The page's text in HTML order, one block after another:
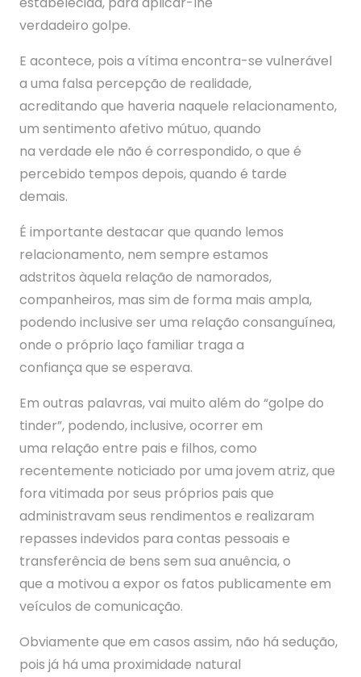
verdadeiro golpe.
E acontece, pois a vítima encontra-se vulnerável
a uma falsa percepção de realidade,
acreditando que haveria naquele relacionamento,
um sentimento afetivo mútuo, quando
na verdade ele não é correspondido, o que é
percebido tempos depois, quando é tarde
demais.
É importante destacar que quando lemos
relacionamento, nem sempre estamos
adstritos àquela relação de namorados,
companheiros, mas sim de forma mais ampla,
podendo inclusive ser uma relação consanguínea,
onde o próprio laço familiar traga a
confiança que se esperava.
Em outras palavras, vai muito além do “golpe do
tinder”, podendo, inclusive, ocorrer em
uma relação entre pais e filhos, como
recentemente noticiado por uma jovem atriz, que
fora vitimada por seus próprios pais que
administravam seus rendimentos e realizaram
repasses indevidos para contas pessoais e
transferência de bens sem sua anuência, o
que a motivou a expor os fatos publicamente em
veículos de comunicação.
Obviamente que em casos assim, não há sedução,
pois já há uma proximidade natural